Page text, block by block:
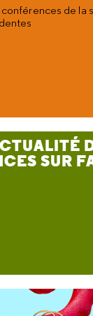
conférences de la
SUR